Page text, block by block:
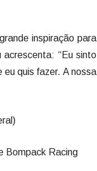
inspiração para
“Eu sinto
quis fazer. A nossa
Bompack Racing